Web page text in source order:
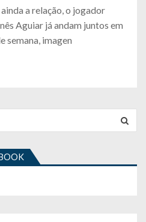
a relação, o jogador
Aguiar já andam juntos em
semana, imagen